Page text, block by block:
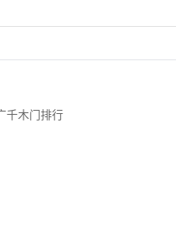
千木门排行